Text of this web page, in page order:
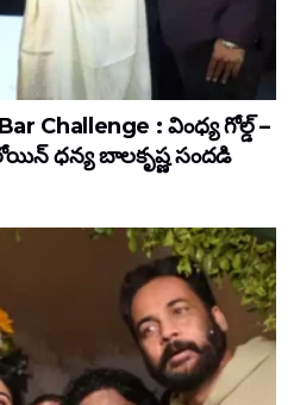
Challenge : వింధ్య గోల్డ్ –
ధ‌న్య బాల‌కృష్ణ‌ సందడి